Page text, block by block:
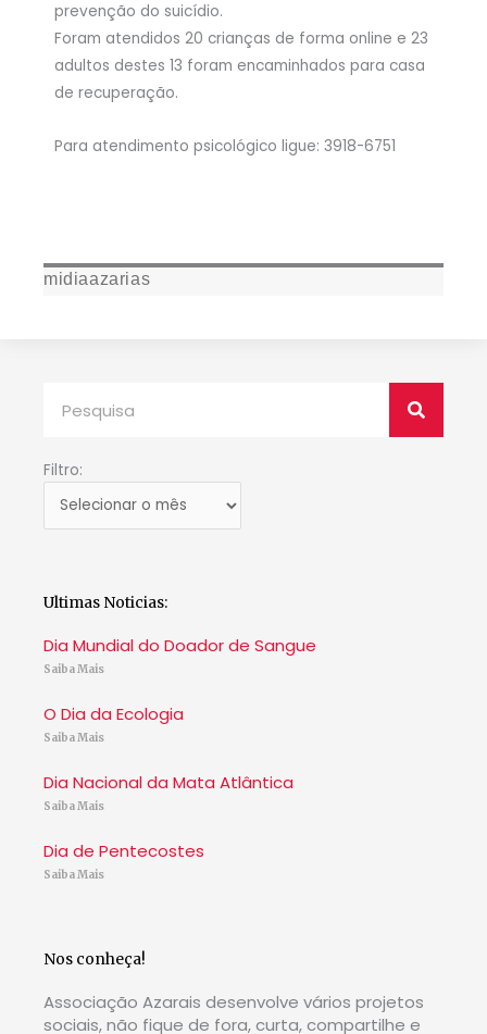
prevenção do suicídio.
Foram atendidos 20 crianças de forma online e 23
adultos destes 13 foram encaminhados para casa
de recuperação.
Para atendimento psicológico ligue: 3918-6751
midiaazarias
Filtro:
Filtro:
Ultimas Noticias:
Dia Mundial do Doador de Sangue
Saiba Mais
O Dia da Ecologia
Saiba Mais
Dia Nacional da Mata Atlântica
Saiba Mais
Dia de Pentecostes
Saiba Mais
Nos conheça!
Associação Azarais desenvolve vários projetos
sociais, não fique de fora, curta, compartilhe e